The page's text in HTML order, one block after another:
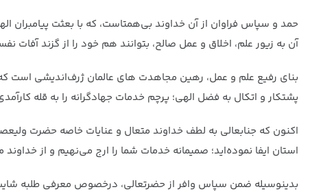
حمد و سپاس فراوان از آن خداوند بی‌همتاست، که با بعثت پیامبران
آن به زیور علم، اخلاق و عمل صالح، بتوانند هم خود را از گزند
بنای رفیع علم و عمل، رهین مجاهدت­ های عالمان ژرف‌اندیشی است
پشتکار و اتکال به فضل الهی؛ پرچم خدمات جهادگرانه را به قله
اکنون که جنابعالی به لطف خداوند متعال و عنایات خاصه حضرت
استان ایفا نموده‌اید؛ صمیمانه خدمات شما را ارج می‌نهیم و از
بدینوسیله ضمن سپاس وافر از حضرتعالی، درخصوص معرفی طلبه